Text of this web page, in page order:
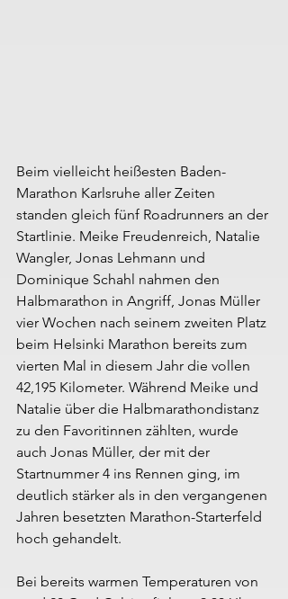
Beim vielleicht heißesten Baden-
Marathon Karlsruhe aller Zeiten
standen gleich fünf Roadrunners an der
Startlinie. Meike Freudenreich, Natalie
Wangler, Jonas Lehmann und
Dominique Schahl nahmen den
Halbmarathon in Angriff, Jonas Müller
vier Wochen nach seinem zweiten Platz
beim Helsinki Marathon bereits zum
vierten Mal in diesem Jahr die vollen
42,195 Kilometer. Während Meike und
Natalie über die Halbmarathondistanz
zu den Favoritinnen zählten, wurde
auch Jonas Müller, der mit der
Startnummer 4 ins Rennen ging, im
deutlich stärker als in den vergangenen
Jahren besetzten Marathon-Starterfeld
hoch gehandelt.
Bei bereits warmen Temperaturen von